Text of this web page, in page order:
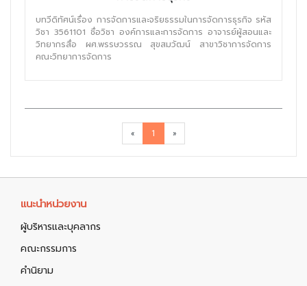
บทวีดิทัศน์เรื่อง การจัดการและจริยธรรมในการจัดการธุรกิจ รหัส
วิชา 3561101 ชื่อวิชา องค์การและการจัดการ อาจารย์ผู้สอนและ
วิทยากรสื่อ ผศ.พรรษวรรณ สุขสมวัฒน์ สาขาวิชาการจัดการ
คณะวิทยาการจัดการ
« 1 »
แนะนำหน่วยงาน
ผู้บริหารและบุคลากร
คณะกรรมการ
คำนิยาม